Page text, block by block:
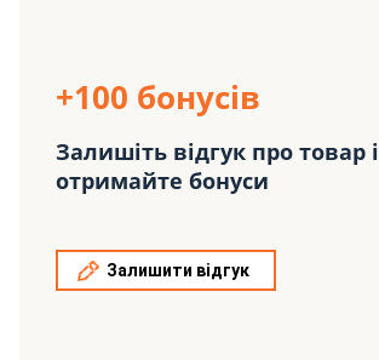
+100 бонусів
Залишіть відгук про товар і
отримайте бонуси
Залишити відгук